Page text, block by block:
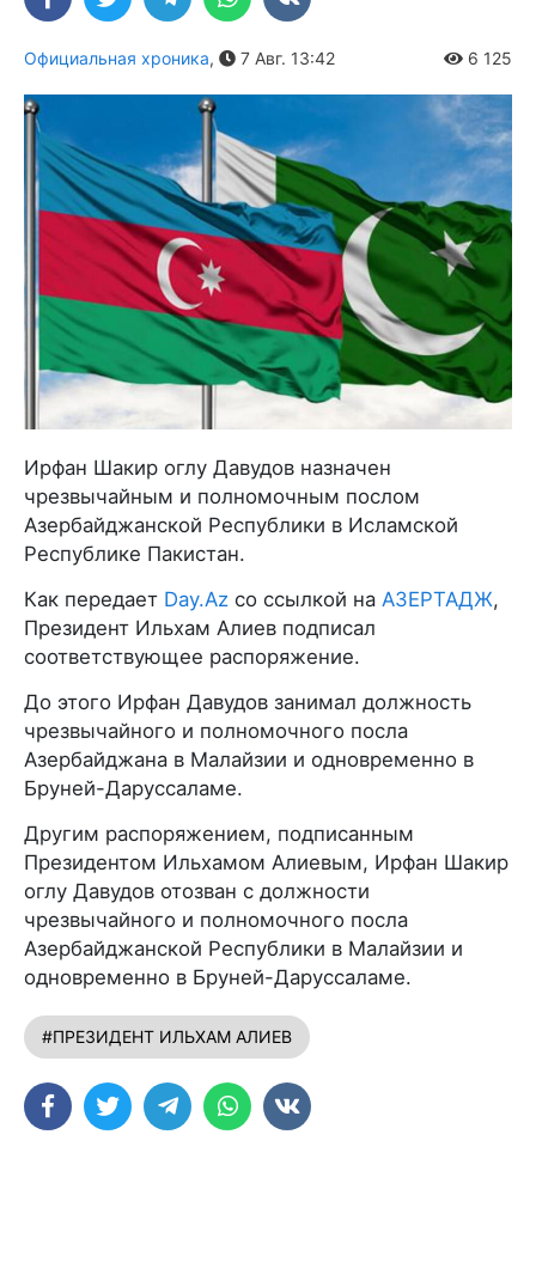
Официальная хроника, 7 Авг. 13:42 6 125
Ирфан Шакир оглу Давудов назначен
чрезвычайным и полномочным послом
Азербайджанской Республики в Исламской
Республике Пакистан.
Как передает Day.Az со ссылкой на АЗЕРТАДЖ,
Президент Ильхам Алиев подписал
соответствующее распоряжение.
До этого Ирфан Давудов занимал должность
чрезвычайного и полномочного посла
Азербайджана в Малайзии и одновременно в
Бруней-Даруссаламе.
Другим распоряжением, подписанным
Президентом Ильхамом Алиевым, Ирфан Шакир
оглу Давудов отозван с должности
чрезвычайного и полномочного посла
Азербайджанской Республики в Малайзии и
одновременно в Бруней-Даруссаламе.
#ПРЕЗИДЕНТ ИЛЬХАМ АЛИЕВ